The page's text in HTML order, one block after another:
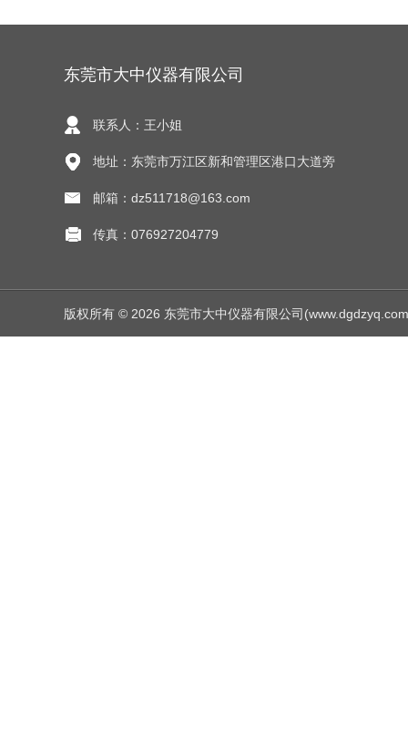
东莞市大中仪器有限公司
联系人：王小姐
地址：东莞市万江区新和管理区港口大道旁
邮箱：dz511718@163.com
传真：076927204779
版权所有 © 2026 东莞市大中仪器有限公司